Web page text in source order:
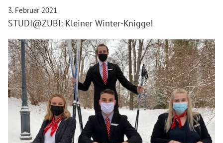
3. Februar 2021
STUDI@ZUBI: Kleiner Winter-Knigge!